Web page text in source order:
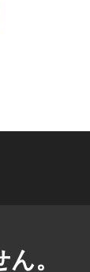
。